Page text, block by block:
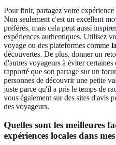
Pour finir, partagez votre
Non seulement c'est un excellent
préférés, mais cela peut aussi
expériences authentiques. Utilisez
voyage ou des plateformes comme
découvertes. De plus, donner un
d'autres voyageurs à éviter
rapporté que son partage sur un
personnes de découvrir une petite
juste parce qu'il a pris le temps de
vous également sur des sites d'avis
des voyageurs.
Quelles sont les meilleures
expériences locales dans